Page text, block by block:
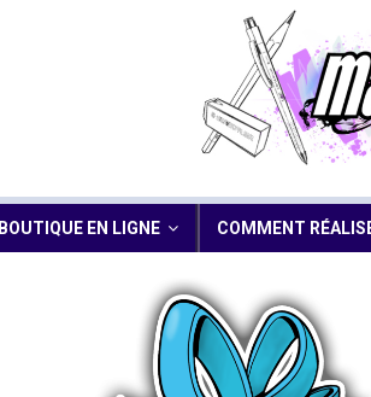
BOUTIQUE EN LIGNE COMMENT